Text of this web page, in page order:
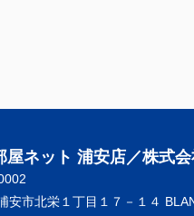
屋ネット 浦安店／株式
安市北栄１丁目１７－１４